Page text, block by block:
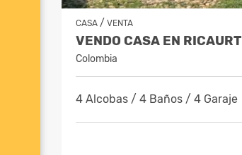
CASA / VENTA
Colombia
4 Alcobas / 4 Baños / 4 Garaje